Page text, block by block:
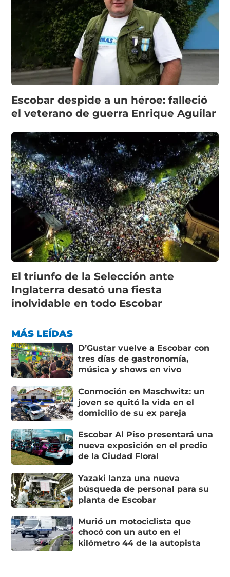
Escobar despide a un héroe: falleció
el veterano de guerra Enrique Aguilar
El triunfo de la Selección ante
Inglaterra desató una fiesta
inolvidable en todo Escobar
MÁS LEÍDAS
D’Gustar vuelve a Escobar con
tres días de gastronomía,
música y shows en vivo
Conmoción en Maschwitz: un
joven se quitó la vida en el
domicilio de su ex pareja
Escobar Al Piso presentará una
nueva exposición en el predio
de la Ciudad Floral
Yazaki lanza una nueva
búsqueda de personal para su
planta de Escobar
Murió un motociclista que
chocó con un auto en el
kilómetro 44 de la autopista